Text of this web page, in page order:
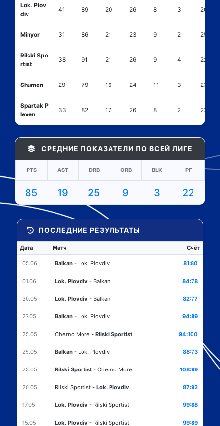
Lok. Plov
div
41 89 20 26 8 3 20
Minyor 31 86 21 23 9 2 25
Rilski Spo
rtist
38 91 21 26 9 4 22
Shumen 29 79 16 24 11 3 23
Spartak P
leven
33 82 17 26 8 2 22
СРЕДНИЕ ПОКАЗАТЕЛИ ПО ВСЕЙ ЛИГЕ
PTS AST DRB ORB BLK PF
85 19 25 9 3 22
ПОСЛЕДНИЕ РЕЗУЛЬТАТЫ
Дата Матч Счёт
05.06 Balkan - Lok. Plovdiv 81:80
01.06 Lok. Plovdiv - Balkan 84:78
30.05 Lok. Plovdiv - Balkan 82:77
27.05 Balkan - Lok. Plovdiv 94:89
25.05 Cherno More - Rilski Sportist 94:100
25.05 Balkan - Lok. Plovdiv 88:73
23.05 Rilski Sportist - Cherno More 108:99
20.05 Rilski Sportist - Lok. Plovdiv 87:92
17.05 Lok. Plovdiv - Rilski Sportist 99:88
15.05 Lok. Plovdiv - Rilski Sportist 99:89